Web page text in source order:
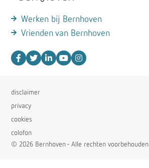
Werken bij Bernhoven
Vrienden van Bernhoven
disclaimer
privacy
cookies
colofon
© 2026 Bernhoven - Alle rechten voorbehouden